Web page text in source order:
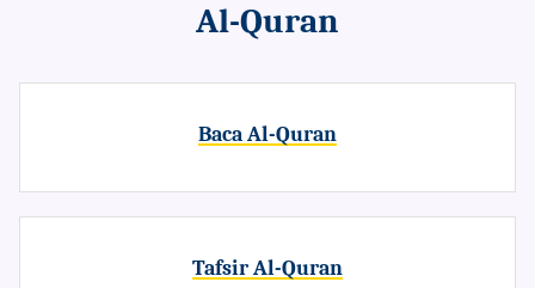
Al-Quran
Baca Al-Quran
Tafsir Al-Quran